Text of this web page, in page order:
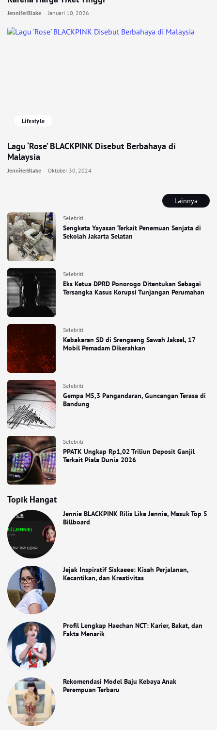
Lainnya
Selebriti
Sengketa Yayasan Terkait Penemuan Senjata di
Sekolah Jakarta Selatan
Selebriti
Eks Ketua DPRD Ponorogo Ditentukan Sebagai
Tersangka Kasus Korupsi Tunjangan Perumahan
Selebriti
Kebakaran SD di Srengseng Sawah Jaksel, 17
Mobil Pemadam Dikerahkan
Selebriti
Gempa M5,3 Pangandaran, Guncangan Terasa di
Bandung
Selebriti
PPATK Ungkap Rp1,02 Triliun Deposit Ganjil
Terkait Piala Dunia 2026
Topik Hangat
Jennie BLACKPINK Rilis Like Jennie, Masuk Top 5
Billboard
Jejak Inspiratif Siskaeee: Kisah Perjalanan,
Kecantikan, dan Kreativitas
Profil Lengkap Haechan NCT: Karier, Bakat, dan
Fakta Menarik
Rekomendasi Model Baju Kebaya Anak
Perempuan Terbaru
JenniferBlake Januari 10, 2026
Lifestyle
Lagu ‘Rose’ BLACKPINK Disebut Berbahaya di
Malaysia
JenniferBlake Oktober 30, 2024